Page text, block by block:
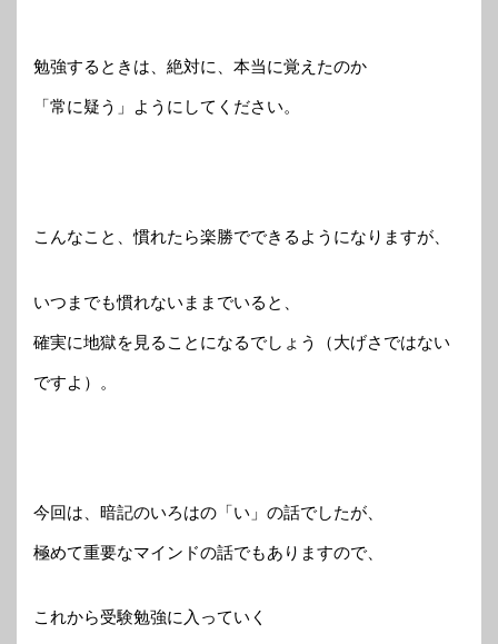
勉強するときは、絶対に、本当に覚えたのか
「常に疑う」ようにしてください。
こんなこと、慣れたら楽勝でできるようになりますが、
いつまでも慣れないままでいると、
確実に地獄を見ることになるでしょう（大げさではない
ですよ）。
今回は、暗記のいろはの「い」の話でしたが、
極めて重要なマインドの話でもありますので、
これから受験勉強に入っていく